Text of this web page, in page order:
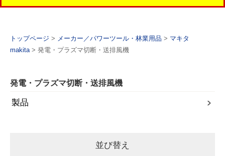
トップページ > メーカー／パワーツール・林業用品 > マキタ
makita> 発電・プラズマ切断・送排風機
発電・プラズマ切断・送排風機
製品
並び替え